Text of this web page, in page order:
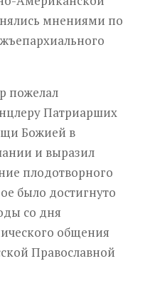
мнениями по
пожелал
Патриарших
Божией в
и выразил
плодотворного
было достигнуто
со дня
общения
Православной